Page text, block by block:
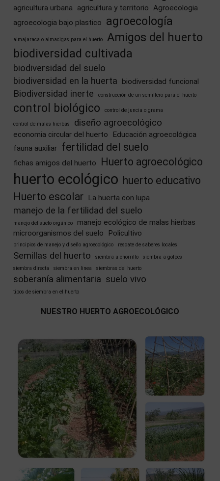
agricultura urbana agricultura y territorio Agroecologia
agroecologia bajo plastico
agroecología
almajaraca o almacigas para el huerto
Amigos del huerto
biodiversidad cultivada
biodiversidad del suelo
biodiversidad en la huerta
biodiversidad funcional
Biodiversidad inerte construcción de un semillero para el huerto
control biológico control de juncia o grama
control de malas hierbas diseño agroecológico
economia circular del huerto
Educación agroecológica
fauna auxiliar fertilidad del suelo
fichas amigos del huerto Huerto agroecológico
huerto ecológico huerto educativo
Huerto escolar
La huerta con lupa
manejo de la fertilidad del suelo
manejo del suelo orgánico
manejo ecológico de malas hierbas
microorganismos del suelo
Policultivo
principios de manejo y diseño agroecológico rescate de saberes locales
Semillas del huerto siembra a chorrillo
siembra a golpes
siembra directa
siembra en linea siembras del huerto
soberanía alimentaria suelo vivo
tipos de siembra en el huerto
NUESTRO HUERTO AGROECOLÓGICO